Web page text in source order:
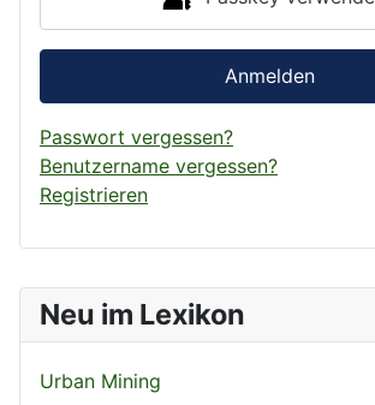
Neu im Lexikon
Urban Mining
Anmelden
Passwort vergessen?
Benutzername vergessen?
Registrieren